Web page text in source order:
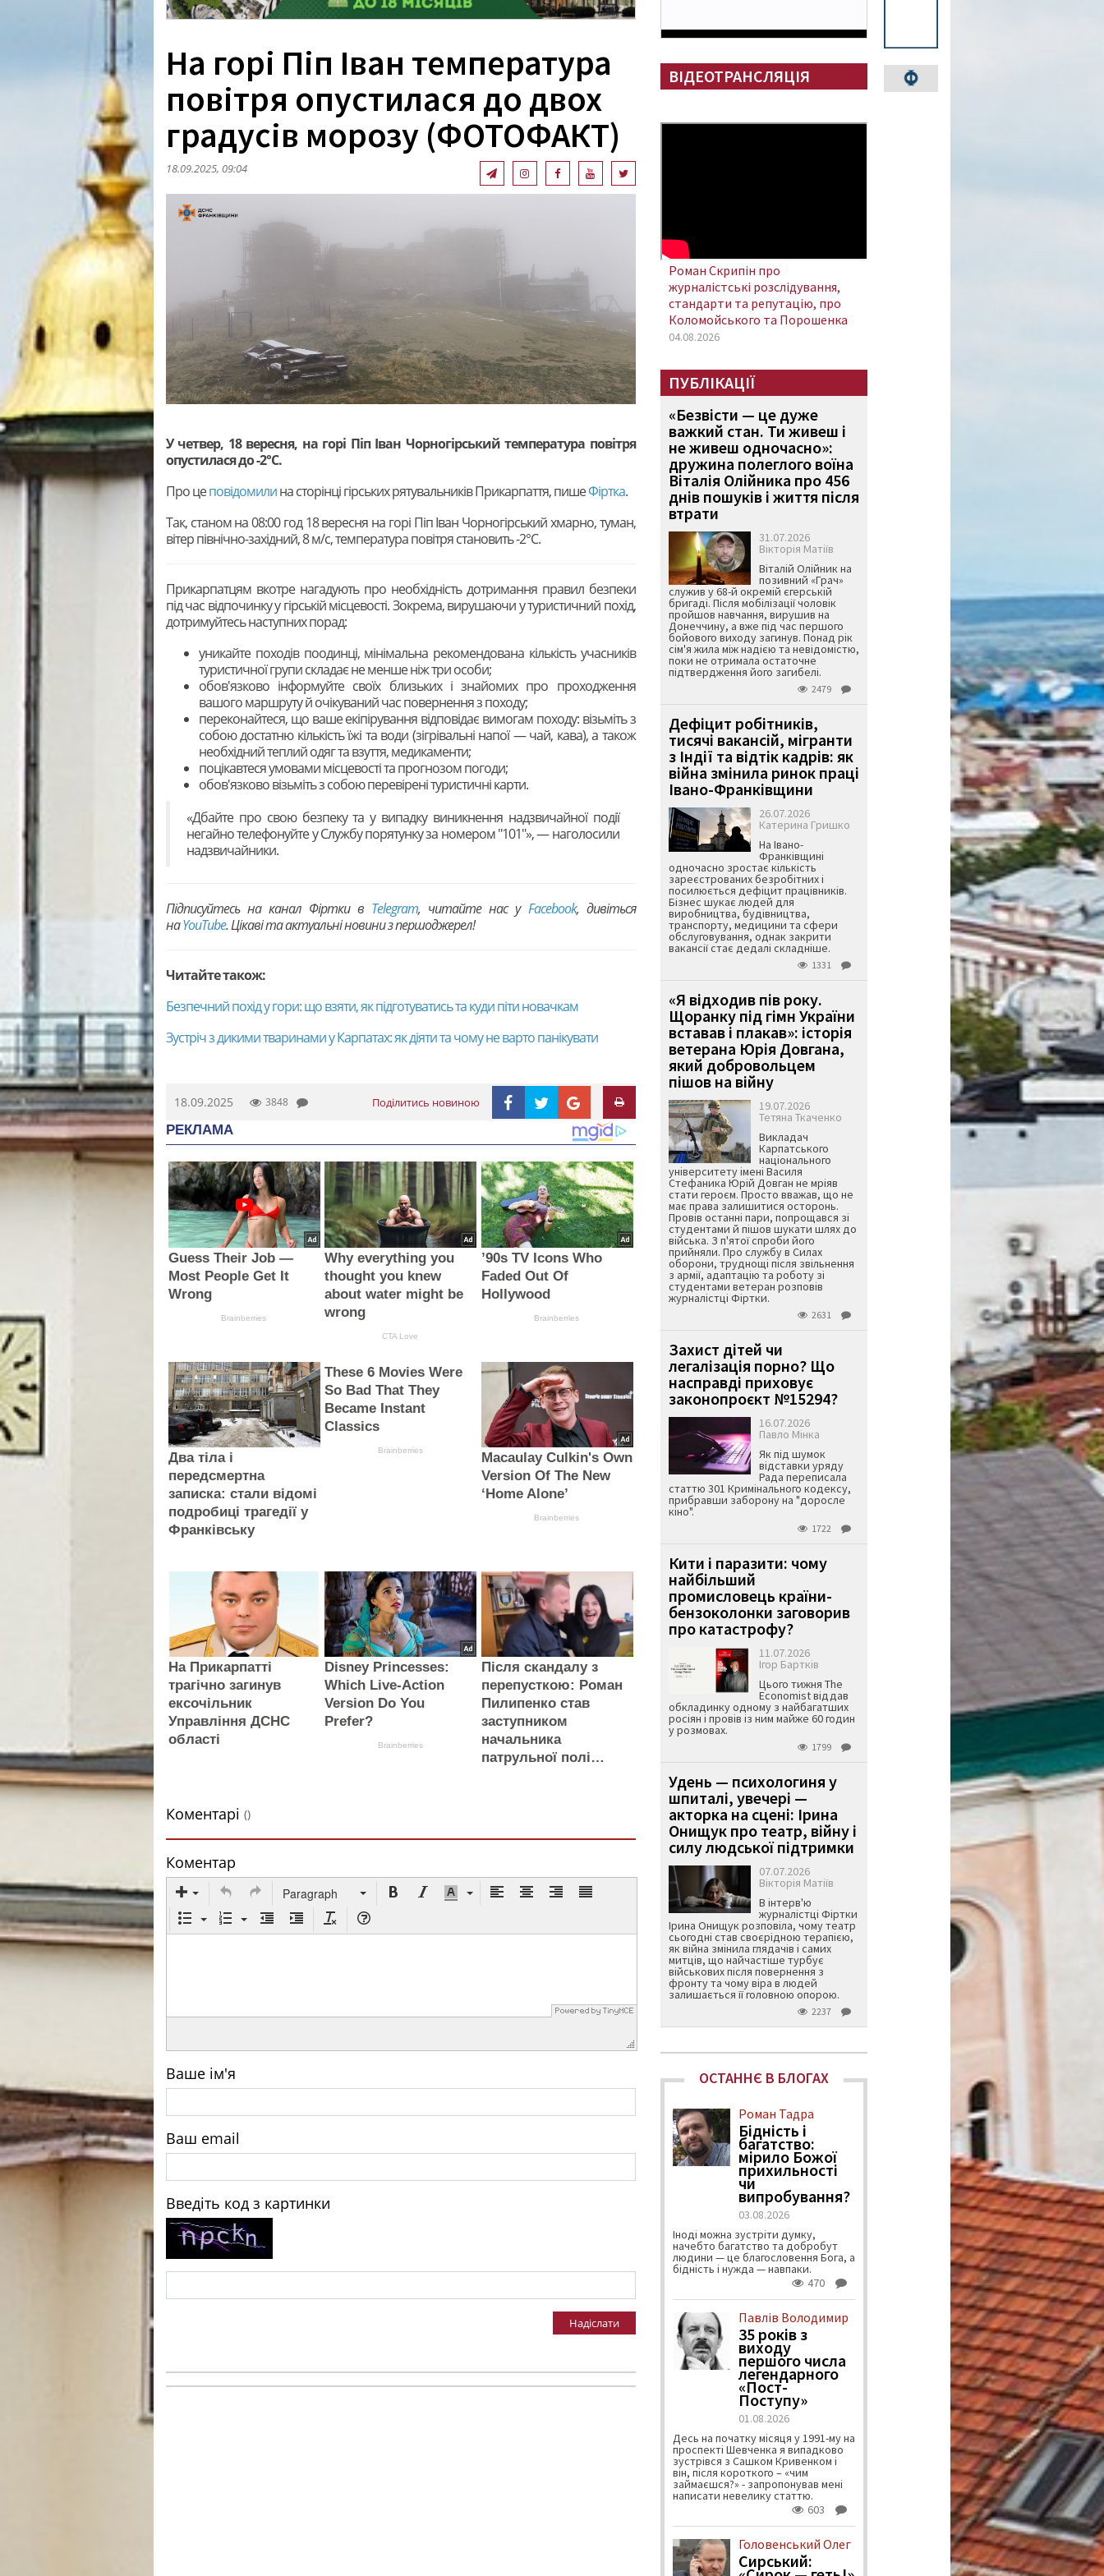
На горі Піп Іван температура
повітря опустилася до двох
градусів морозу (ФОТОФАКТ)
18.09.2025, 09:04
У четвер, 18 вересня, на горі Піп Іван Чорногірський температура повітря
опустилася до -2°C.
Про цеповідомилина сторінці гірських рятувальників Прикарпаття, пишеФіртка.
Так, станом на 08:00 год 18 вересня на горі Піп Іван Чорногірський хмарно, туман,
вітер північно-західний, 8 м/с, температура повітря становить -2°С.
Прикарпатцям вкотре нагадують про необхідність дотримання правил безпеки
під час відпочинку у гірській місцевості. Зокрема, вирушаючи у туристичний похід,
дотримуйтесь наступних порад:
уникайте походів поодинці, мінімальна рекомендована кількість учасників
туристичної групи складає не менше ніж три особи;
обов'язково інформуйте своїх близьких і знайомих про проходження
вашого маршруту й очікуваний час повернення з походу;
переконайтеся, що ваше екіпірування відповідає вимогам походу: візьміть з
собою достатню кількість їжі та води (зігрівальні напої — чай, кава), а також
необхідний теплий одяг та взуття, медикаменти;
поцікавтеся умовами місцевості та прогнозом погоди;
обов'язково візьміть з собою перевірені туристичні карти.
«Дбайте про свою безпеку та у випадку виникнення надзвичайної події
негайно телефонуйте у Службу порятунку за номером "101"», — наголосили
надзвичайники.
Підписуйтесь на канал Фіртки в Telegram, читайте нас у Facebook, дивіться
наYouTubе. Цікаві та актуальні новини з першоджерел!
Читайте також:
Безпечний похід у гори: що взяти, як підготуватись та куди піти новачкам
Зустріч з дикими тваринами у Карпатах: як діяти та чому не варто панікувати
18.09.2025 3848 Поділитись новиною
РЕКЛАМА
Guess Their Job —
Most People Get It
Wrong
Brainberries
Why everything you
thought you knew
about water might be
wrong
CTA Love
’90s TV Icons Who
Faded Out Of
Hollywood
Brainberries
Два тіла і
передсмертна
записка: стали відомі
подробиці трагедії у
Франківську
These 6 Movies Were
So Bad That They
Became Instant
Classics
Brainberries
Macaulay Culkin's Own
Version Of The New
‘Home Alone’
Brainberries
На Прикарпатті
трагічно загинув
ексочільник
Управління ДСНС
області
Disney Princesses:
Which Live-Action
Version Do You
Prefer?
Brainberries
Після скандалу з
перепусткою: Роман
Пилипенко став
заступником
начальника
патрульної полі…
Коментарі ()
Коментар
Paragraph
Ваше ім'я
Ваш email
Введіть код з картинки
Надіслати
ВІДЕОТРАНСЛЯЦІЯ
Роман Скрипін про
журналістські розслідування,
стандарти та репутацію, про
Коломойського та Порошенка
04.08.2026
ПУБЛІКАЦІЇ
«Безвісти — це дуже
важкий стан. Ти живеш і
не живеш одночасно»:
дружина полеглого воїна
Віталія Олійника про 456
днів пошуків і життя після
втрати
31.07.2026
Вікторія Матіїв
Віталій Олійник на
позивний «Грач»
служив у 68-й окремій єгерській
бригаді. Після мобілізації чоловік
пройшов навчання, вирушив на
Донеччину, а вже під час першого
бойового виходу загинув. Понад рік
сім'я жила між надією та невідомістю,
поки не отримала остаточне
підтвердження його загибелі.
2479
Дефіцит робітників,
тисячі вакансій, мігранти
з Індії та відтік кадрів: як
війна змінила ринок праці
Івано-Франківщини
26.07.2026
Катерина Гришко
На Івано-
Франківщині
одночасно зростає кількість
зареєстрованих безробітних і
посилюється дефіцит працівників.
Бізнес шукає людей для
виробництва, будівництва,
транспорту, медицини та сфери
обслуговування, однак закрити
вакансії стає дедалі складніше.
1331
«Я відходив пів року.
Щоранку під гімн України
вставав і плакав»: історія
ветерана Юрія Довгана,
який добровольцем
пішов на війну
19.07.2026
Тетяна Ткаченко
Викладач
Карпатського
національного
університету імені Василя
Стефаника Юрій Довган не мріяв
стати героєм. Просто вважав, що не
має права залишитися осторонь.
Провів останні пари, попрощався зі
студентами й пішов шукати шлях до
війська. З п'ятої спроби його
прийняли. Про службу в Силах
оборони, труднощі після звільнення
з армії, адаптацію та роботу зі
студентами ветеран розповів
журналістці Фіртки.
2631
Захист дітей чи
легалізація порно? Що
насправді приховує
законопроєкт №15294?
16.07.2026
Павло Мінка
Як під шумок
відставки уряду
Рада переписала
статтю 301 Кримінального кодексу,
прибравши заборону на "доросле
кіно".
1722
Кити і паразити: чому
найбільший
промисловець країни-
бензоколонки заговорив
про катастрофу?
11.07.2026
Ігор Бартків
Цього тижня The
Economist віддав
обкладинку одному з найбагатших
росіян і провів із ним майже 60 годин
у розмовах.
1799
Удень — психологиня у
шпиталі, увечері —
акторка на сцені: Ірина
Онищук про театр, війну і
силу людської підтримки
07.07.2026
Вікторія Матіїв
В інтерв'ю
журналістці Фіртки
Ірина Онищук розповіла, чому театр
сьогодні став своєрідною терапією,
як війна змінила глядачів і самих
митців, що найчастіше турбує
військових після повернення з
фронту та чому віра в людей
залишається її головною опорою.
2237
ОСТАННЄ В БЛОГАХ
Роман Тадра
Бідність і
багатство:
мірило Божої
прихильності
чи
випробування?
03.08.2026
Іноді можна зустріти думку,
начебто багатство та добробут
людини — це благословення Бога, а
бідність і нужда — навпаки.
470
Павлів Володимир
35 років з
виходу
першого числа
легендарного
«Пост-
Поступу»
01.08.2026
Десь на початку місяця у 1991-му на
проспекті Шевченка я випадково
зустрівся з Сашком Кривенком і
він, після короткого – «чим
займаєшся?» - запропонував мені
написати невелику статтю.
603
Головенський Олег
Сирський: